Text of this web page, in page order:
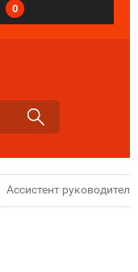
0
Ассистент руководителя